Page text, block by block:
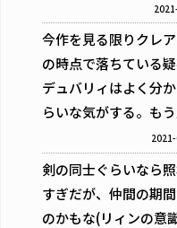
今作を見る限りクレ
の時点で落ちている疑
デュバリィはよく分
らいな気がする。も
剣の同士ぐらいなら
すぎだが、仲間の期
のかもな(リィンの意